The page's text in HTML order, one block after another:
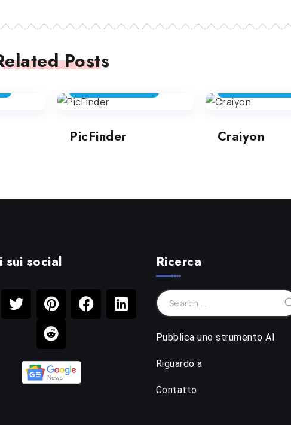
Posts
PicFinder Craiyon
sui social Ricerca
Pubblica uno strumento AI
Riguardo a
Contatto